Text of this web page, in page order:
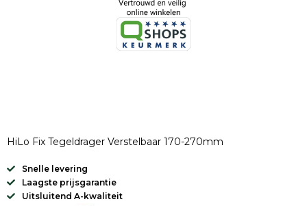
HiLo Fix Tegeldrager Verstelbaar 170-270mm
Snelle levering
Laagste prijsgarantie
Uitsluitend A-kwaliteit